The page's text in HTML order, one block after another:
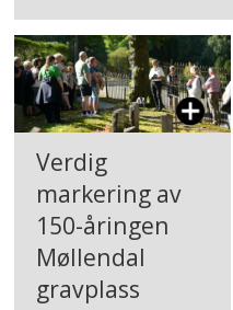
Verdig
markering av
150-åringen
Møllendal
gravplass